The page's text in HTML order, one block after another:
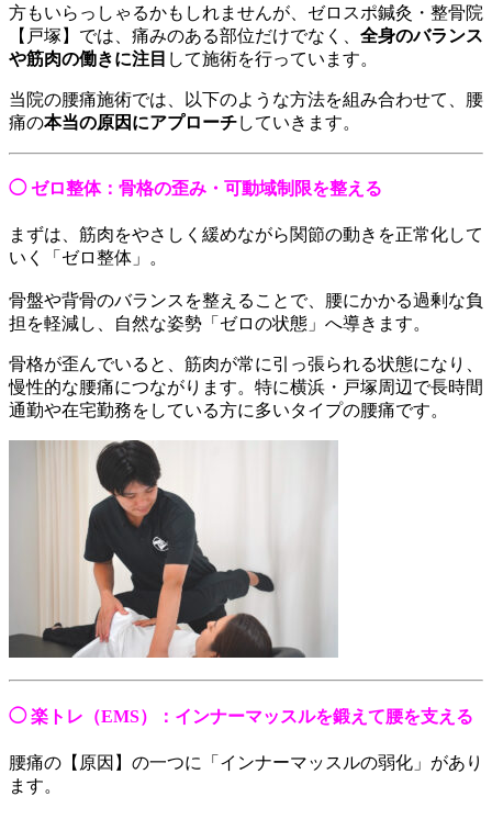
方もいらっしゃるかもしれませんが、ゼロスポ鍼灸・整骨院
【戸塚】では、痛みのある部位だけでなく、 全身のバランス
や筋肉の働きに注目 して施術を行っています。
当院の腰痛施術では、以下のような方法を組み合わせて、腰
痛の本当の原因にアプローチしていきます。
◯ ゼロ整体：骨格の歪み・可動域制限を整える
まずは、筋肉をやさしく緩めながら関節の動きを正常化して
いく「ゼロ整体」。
骨盤や背骨のバランスを整えることで、腰にかかる過剰な負
担を軽減し、自然な姿勢「ゼロの状態」へ導きます。
骨格が歪んでいると、筋肉が常に引っ張られる状態になり、
慢性的な腰痛につながります。特に横浜・戸塚周辺で長時間
通勤や在宅勤務をしている方に多いタイプの腰痛です。
◯ 楽トレ（EMS）：インナーマッスルを鍛えて腰を支える
腰痛の【原因】の一つに「インナーマッスルの弱化」があり
ます。